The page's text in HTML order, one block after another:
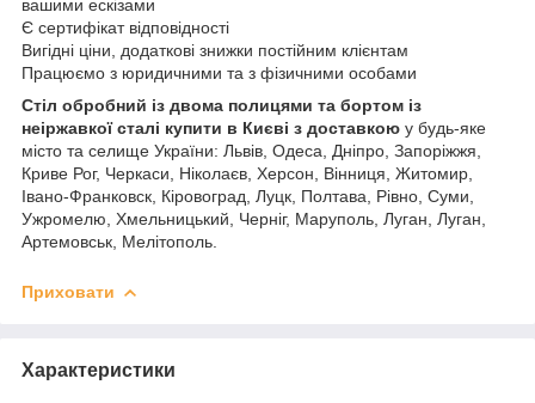
вашими ескізами
Є сертифікат відповідності
Вигідні ціни, додаткові знижки постійним клієнтам
Працюємо з юридичними та з фізичними особами
Стіл обробний із двома полицями та бортом із
неіржавкої сталі купити в Києві з доставкою у будь-яке
місто та селище України: Львів, Одеса, Дніпро, Запоріжжя,
Криве Рог, Черкаси, Ніколаєв, Херсон, Вінниця, Житомир,
Івано-Франковск, Кіровоград, Луцк, Полтава, Рівно, Суми,
Ужромелю, Хмельницький, Черніг, Маруполь, Луган, Луган,
Артемовськ, Мелітополь.
Приховати
Характеристики